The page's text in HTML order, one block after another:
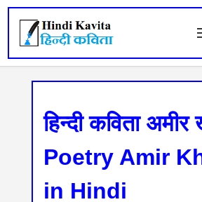
हिन्दी कविता अमीर
Poetry Amir
in Hindi